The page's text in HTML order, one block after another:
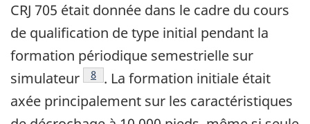
CRJ 705 était donnée dans le cadre du cours
de qualification de type initial pendant la
formation périodique semestrielle sur
simulateur
Footnote
8 . La formation initiale était
axée principalement sur les caractéristiques